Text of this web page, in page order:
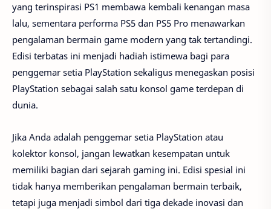
yang terinspirasi PS1 membawa kembali kenangan masa
lalu, sementara performa PS5 dan PS5 Pro menawarkan
pengalaman bermain game modern yang tak tertandingi.
Edisi terbatas ini menjadi hadiah istimewa bagi para
penggemar setia PlayStation sekaligus menegaskan posisi
PlayStation sebagai salah satu konsol game terdepan di
dunia.
Jika Anda adalah penggemar setia PlayStation atau
kolektor konsol, jangan lewatkan kesempatan untuk
memiliki bagian dari sejarah gaming ini. Edisi spesial ini
tidak hanya memberikan pengalaman bermain terbaik,
tetapi juga menjadi simbol dari tiga dekade inovasi dan